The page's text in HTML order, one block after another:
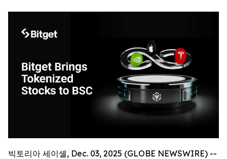
빅토리아 세이셸, Dec. 03, 2025 (GLOBE NEWSWIRE) --